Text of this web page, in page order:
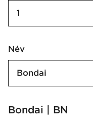
1
Név
Bondai
Bondai | BN